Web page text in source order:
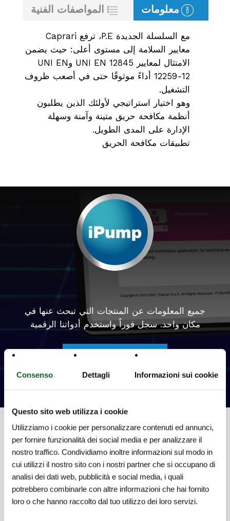
Consenso Dettagli Informazioni sui cookie
Questo sito web utilizza i cookie
Utilizziamo i cookie per personalizzare contenuti ed annunci,
per fornire funzionalità dei social media e per analizzare il
nostro traffico. Condividiamo inoltre informazioni sul modo in
cui utilizzi il nostro sito con i nostri partner che si occupano di
analisi dei dati web, pubblicità e social media, i quali
potrebbero combinarle con altre informazioni che hai fornito
loro o che hanno raccolto dal tuo utilizzo dei loro servizi.
معلومات المواصفات الفنية
مع السلسلة الجديدة P.E، ترفع Caprari
معايير السلامة إلى مستوى أعلى: حيث يضمن
الامتثال لمعايير UNI EN 12845 وUNI EN
12259-12 أداءً موثوقًا حتى في أصعب ظروف
التشغيل.
وهو اختيار استراتيجي لأولئك الذين يطلبون
أنظمة مكافحة حريق متينة وآمنة وسهلة
الإدارة على المدى الطويل.
تطبيقات مكافحة الحريق
جميع المعلومات عن المنتجات التي تبحث عنها في
مكان واحد. سجل فوراً واستخدم أدواتنا الرقمية
اختر منتجك المثالي
/الابتكار
براءات الاختراع وأنظمة حصرية لتلبية كافة أنواع
الاحتياجات